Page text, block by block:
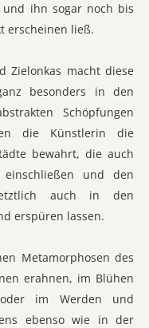
ihn sogar noch bis
erscheinen ließ.
Zielonkas macht diese
besonders in den
Schöpfungen
die Künstlerin die
bewahrt, die auch
einschließen und den
auch in den
erspüren lassen.
Metamorphosen des
erahnen, im Blühen
im Werden und
ebenso wie in der